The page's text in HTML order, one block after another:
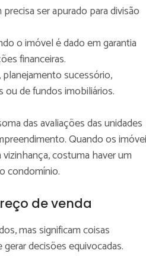
ser apurado para divisão
o imóvel é dado em garantia
financeiras.
sucessório,
ou de fundos imobiliários.
das avaliações das unidades
Quando os
costuma haver um
condomínio.
de venda
mas significam coisas
decisões equivocadas.